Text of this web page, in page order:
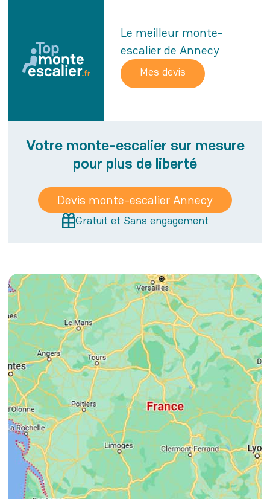
Le meilleur monte-
escalier de Annecy
Votre monte-escalier sur mesure
pour plus de liberté
Devis monte-escalier Annecy
Gratuit et Sans engagement